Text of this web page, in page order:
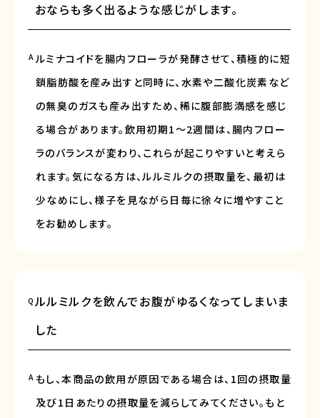
おならも多く出るような感じがします。
A ルミナコイドを腸内フローラが発酵させて、積極的に短
鎖脂肪酸を産み出すと同時に、水素や二酸化炭素など
の無臭のガスも産み出すため、稀に腹部膨満感を感じ
る場合があります。飲用初期1～2週間は、腸内フロー
ラのバランスが変わり、これらが起こりやすいと考えら
れます。気になる方は、ルルミルクの摂取量を、最初は
少なめにし、様子を見ながら日毎に徐々に増やすこと
をお勧めします。
Q ルルミルクを飲んでお腹がゆるくなってしまいま
した
A もし、本商品の飲用が原因である場合は、1回の摂取量
及び1日あたりの摂取量を減らしてみてください。もと